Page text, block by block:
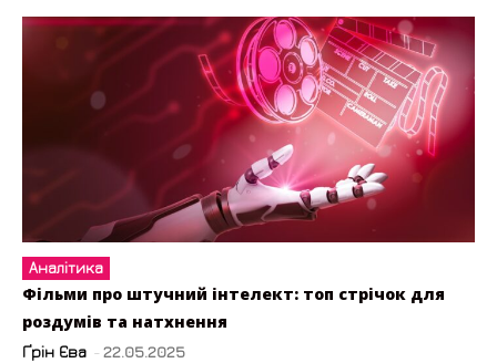
Аналітика
Фільми про штучний інтелект: топ стрічок для
роздумів та натхнення
Ґрін Єва - 22.05.2025